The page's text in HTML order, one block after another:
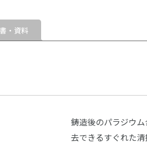
・資料
鋳造後のパラジウ
去できるすぐれた清